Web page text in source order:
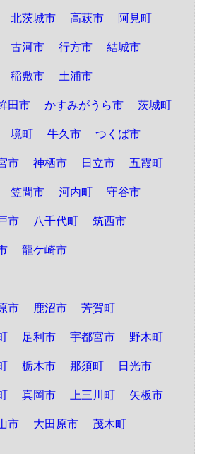
北茨城市 高萩市 阿見町
古河市 行方市 結城市
稲敷市 土浦市
田市 かすみがうら市 茨城町
境町 牛久市 つくば市
市 神栖市 日立市 五霞町
笠間市 河内町 守谷市
市 八千代町 筑西市
龍ケ崎市
市 鹿沼市 芳賀町
足利市 宇都宮市 野木町
栃木市 那須町 日光市
真岡市 上三川町 矢板市
市 大田原市 茂木町